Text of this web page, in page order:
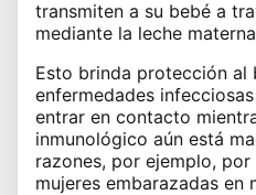
transmiten a su bebé a
mediante la leche
Esto brinda protección al
enfermedades
entrar en contacto
inmunológico aún está
razones, por ejemplo,
mujeres embarazadas en